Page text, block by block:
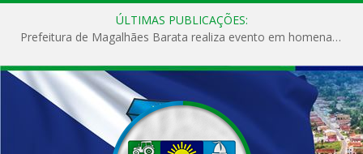
ÚLTIMAS PUBLICAÇÕES:
Prefeitura de Magalhães Barata realiza evento em homenagem ao Dia Internacional da Mulher